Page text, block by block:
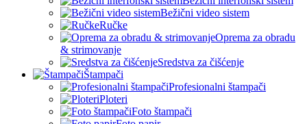
Bežični video sistem
Ručke
Oprema za obradu
& strimovanje
Sredstva za čišćenje
Štampači
Profesionalni štampači
Ploteri
Foto štampači